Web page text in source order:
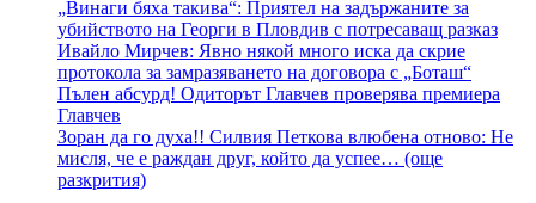
„Винаги бяха такива“: Приятел на задържаните за
убийството на Георги в Пловдив с потресаващ разказ
Ивайло Мирчев: Явно някой много иска да скрие
протокола за замразяването на договора с „Боташ“
Пълен абсурд! Одиторът Главчев проверява премиера
Главчев
Зоран да го духа!! Силвия Петкова влюбена отново: Не
мисля, че е раждан друг, който да успее… (още
разкрития)